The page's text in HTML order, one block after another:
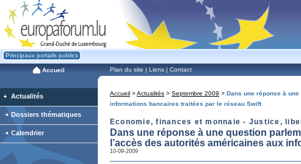
Principaux portails publics
Accueil Plan du site | Liens | Contact
Accueil >Actualités > Septembre 2009 > Dans une réponse à
informations bancaires traitées par le réseau Swift
Economie, finances et monnaie - Justice,
Dans une réponse à une question
l’accès des autorités américaines aux
10-09-2009
Actualités
Dossiers thématiques
Calendrier